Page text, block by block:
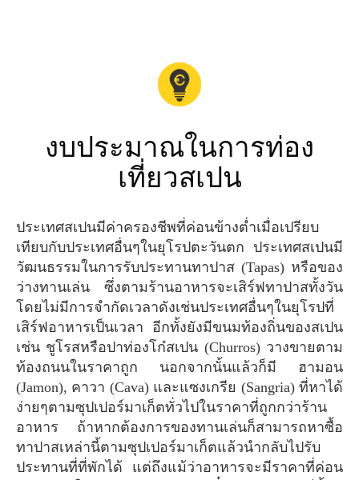
งบประมาณในการท่อง
เที่ยวสเปน
ประเทศสเปนมีค่าครองชีพที่ค่อนข้างต่ำเมื่อเปรียบ
เทียบกับประเทศอื่นๆในยุโรปตะวันตก ประเทศสเปนมี
วัฒนธรรมในการรับประทานทาปาส (Tapas) หรือของ
ว่างทานเล่น ซึ่งตามร้านอาหารจะเสิร์ฟทาปาสทั้งวัน
โดยไม่มีการจำกัดเวลาดังเช่นประเทศอื่นๆในยุโรปที่
เสิร์ฟอาหารเป็นเวลา อีกทั้งยังมีขนมท้องถิ่นของสเปน
เช่น ชูโรสหรือปาท่องโก๋สเปน (Churros) วางขายตาม
ท้องถนนในราคาถูก นอกจากนั้นแล้วก็มี ฮามอน
(Jamon), คาวา (Cava) และแซงเกรีย (Sangria) ที่หาได้
ง่ายๆตามซุปเปอร์มาเก็ตทั่วไปในราคาที่ถูกกว่าร้าน
อาหาร ถ้าหากต้องการของทานเล่นก็สามารถหาซื้อ
ทาปาสเหล่านี้ตามซุปเปอร์มาเก็ตแล้วนำกลับไปรับ
ประทานที่ที่พักได้ แต่ถึงแม้ว่าอาหารจะมีราคาที่ค่อน